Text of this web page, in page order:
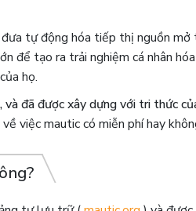
tự động hóa tiếp thị nguồn
để tạo ra trải nghiệm cá nhân
họ.
đã được xây dựng với tri thức
việc mautic có ​​miễn phí hay